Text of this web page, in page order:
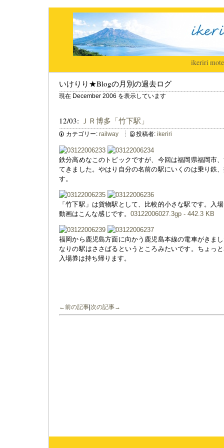
ikeriri|
いけりり★Blogの月別の過去ログ
現在 December 2006 を表示しています
12/03: ＪＲ博多「竹下駅」
カテゴリー: railway 投稿者: ikeriri
鉄分高めなこのトピックですが、今回は福岡県福岡市
てきました。やはり自分の名前の駅にいくのは乗り鉄
す。
「竹下駅」は貨物駅として、比較的小さな駅です。入
動画はこんな感じです。 03122006027.3gp - 442.3 KB
福岡から鹿児島方面に向かう鹿児島本線の電車がきま
なりの駅はささばるというところみたいです。ちょっ
入場券は持ち帰ります。
←前の記事 次の記事→